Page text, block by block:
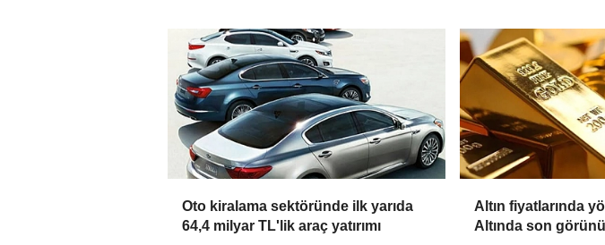
Oto kiralama sektöründe ilk yarıda
64,4 milyar TL'lik araç yatırımı
Altın fiyatlarında
Altında son